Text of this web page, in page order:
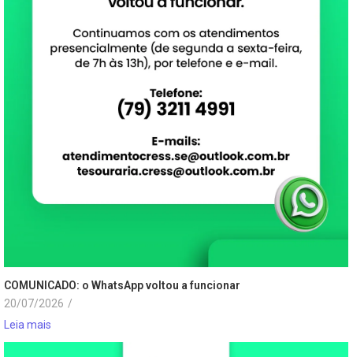
COMUNICADO: o WhatsApp voltou a funcionar
20/07/2026 /
Leia mais